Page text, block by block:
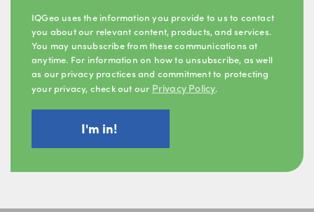
IQGeo uses the information you provide to us to contact
you about our relevant content, products, and services.
You may unsubscribe from these communications at
anytime. For information on how to unsubscribe, as well
as our privacy practices and commitment to protecting
your privacy, check out our Privacy Policy.